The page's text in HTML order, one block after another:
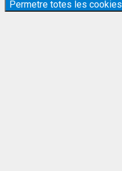
Permetre totes les cookies